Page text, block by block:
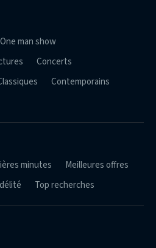
man show
Concerts
Contemporains
minutes
Meilleures offres
Top recherches